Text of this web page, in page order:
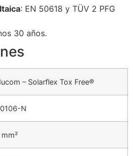
: EN 50618 y TÜV 2 PFG
30 años.
– Solarflex Tox Free®
N